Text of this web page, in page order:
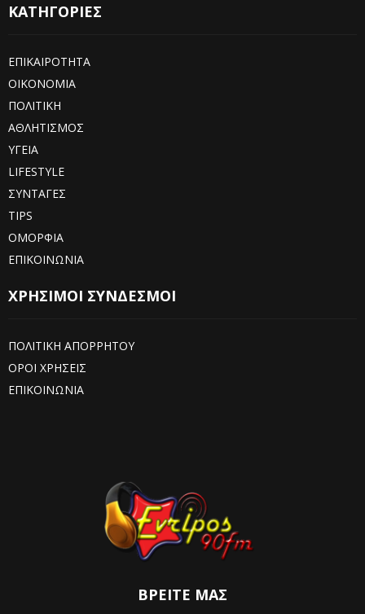
ΚΑΤΗΓΟΡΙΕΣ
ΕΠΙΚΑΙΡΟΤΗΤΑ
ΟΙΚΟΝΟΜΙΑ
ΠΟΛΙΤΙΚΗ
ΑΘΛΗΤΙΣΜΟΣ
ΥΓΕΙΑ
LIFESTYLE
ΣΥΝΤΑΓΕΣ
TIPS
ΟΜΟΡΦΙΑ
ΕΠΙΚΟΙΝΩΝΙΑ
ΧΡΗΣΙΜΟΙ ΣΥΝΔΕΣΜΟΙ
ΠΟΛΙΤΙΚΗ ΑΠΟΡΡΗΤΟΥ
ΟΡΟΙ ΧΡΗΣΕΙΣ
ΕΠΙΚΟΙΝΩΝΙΑ
ΒΡΕΊΤΕ ΜΑΣ